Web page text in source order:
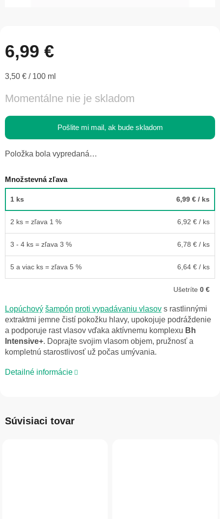
6,99 €
Jednotková
3,50 € / 100 ml
Momentálne nie je skladom
Pošlite mi mail, ak bude skladom
Položka bola vypredaná…
Množstevná zľava
1 ks 6,99 € / ks
2 ks = zľava 1 % 6,92 € / ks
3 - 4 ks = zľava 3 % 6,78 € / ks
5 a viac ks = zľava 5 % 6,64 € / ks
Ušetríte 0 €
Lopúchový šampón proti vypadávaniu vlasov s rastlinnými
extraktmi jemne čistí pokožku hlavy, upokojuje podráždenie
a podporuje rast vlasov vďaka aktívnemu komplexu Bh
Intensive+. Doprajte svojim vlasom objem, pružnosť a
kompletnú starostlivosť už počas umývania.
Detailné informácie
Súvisiaci tovar